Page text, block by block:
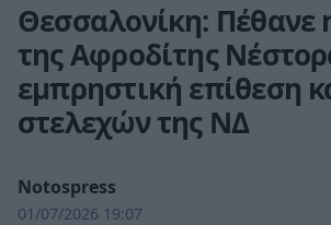
Θεσσαλονίκη: Πέθανε
της Αφροδίτης
εμπρηστική επίθεση
στελεχών της ΝΔ
Notospress
01/07/2026 19:07